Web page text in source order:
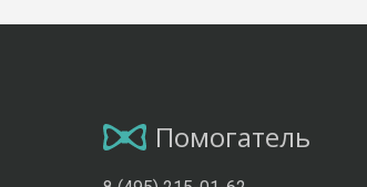
Помогатель